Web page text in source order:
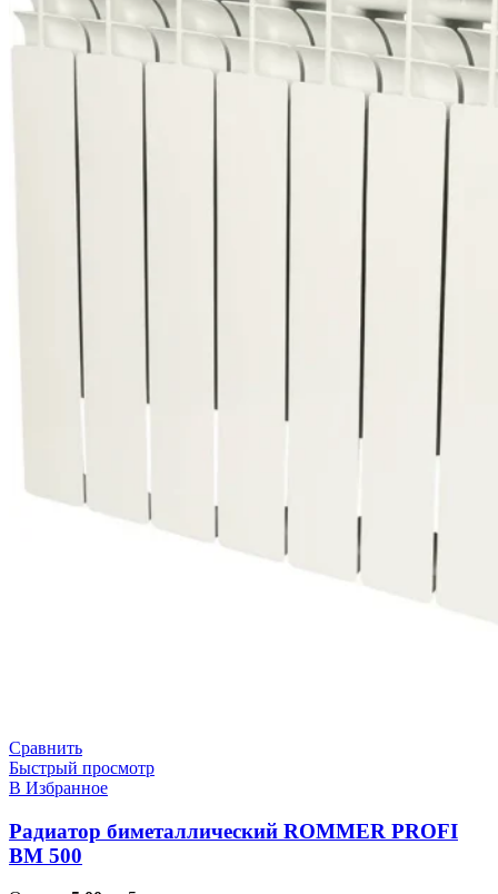
Сравнить
Быстрый просмотр
В Избранное
Радиатор биметаллический ROMMER PROFI
BM 500